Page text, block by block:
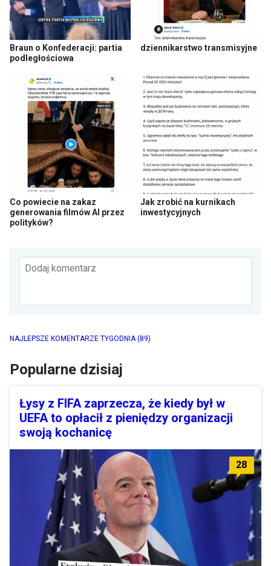
Braun o Konfederacji: partia
podległościowa
dziennikarstwo transmisyjne
Co powiecie na zakaz
generowania filmów AI przez
polityków?
Jak zrobić na kurnikach
inwestycyjnych
Dodaj komentarz
NAJLEPSZE KOMENTARZE TYGODNIA(89)
Popularne dzisiaj
Łysy z FIFA zaprzecza, że kiedy był w
UEFA to opłacił z pieniędzy organizacji
swoją kochanicę
28